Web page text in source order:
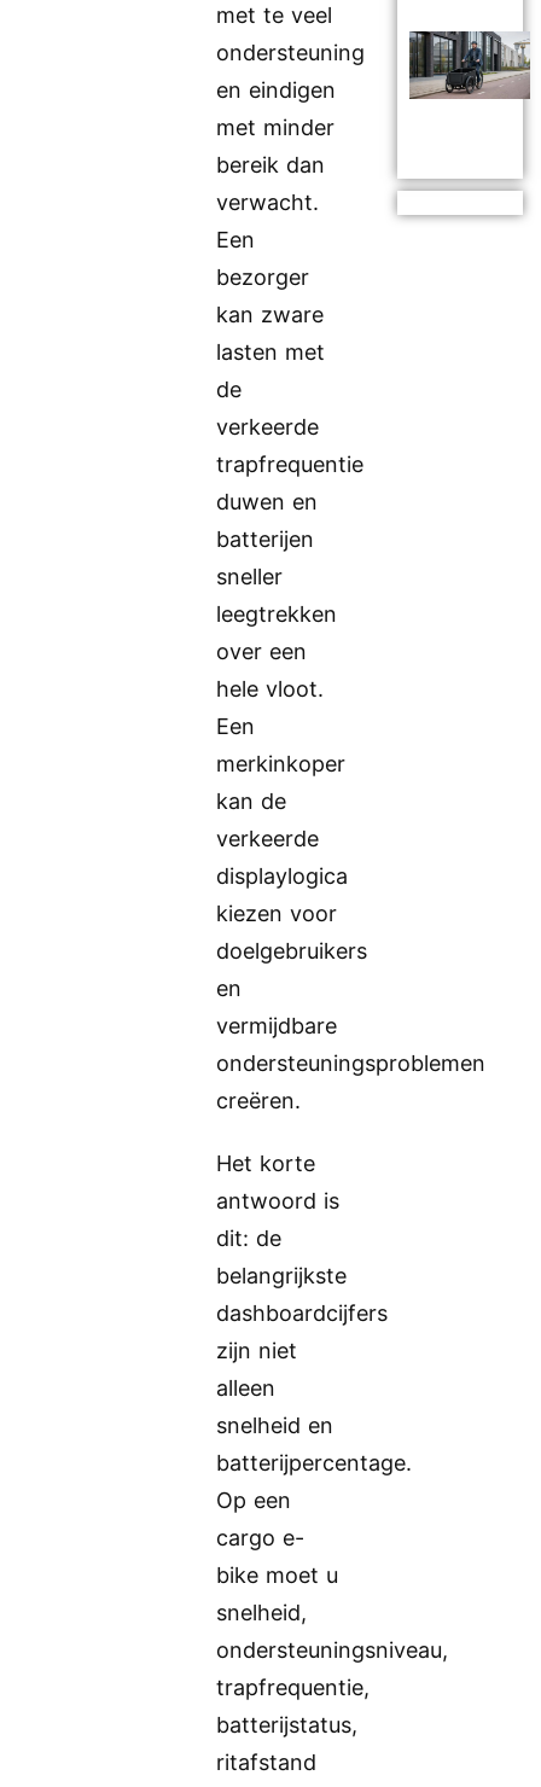
met te veel
ondersteuning
en eindigen
met minder
bereik dan
verwacht.
Een
bezorger
kan zware
lasten met
de
verkeerde
trapfrequentie
duwen en
batterijen
sneller
leegtrekken
over een
hele vloot.
Een
merkinkoper
kan de
verkeerde
displaylogica
kiezen voor
doelgebruikers
en
vermijdbare
ondersteuningsproblemen
creëren.
Het korte
antwoord is
dit: de
belangrijkste
dashboardcijfers
zijn niet
alleen
snelheid en
batterijpercentage.
Op een
cargo e-
bike moet u
snelheid,
ondersteuningsniveau,
trapfrequentie,
batterijstatus,
ritafstand